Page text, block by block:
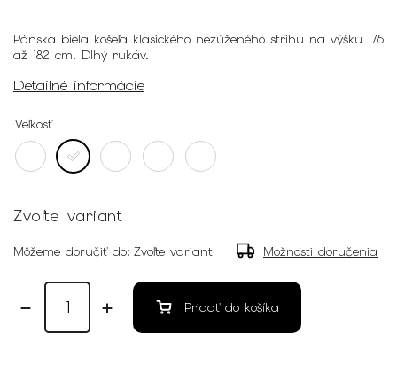
Pánska biela košeľa klasického nezúženého strihu na výšku 176
až 182 cm. Dlhý rukáv.
Detailné informácie
Veľkosť
Zvoľte variant
Môžeme doručiť do: Zvoľte variant Možnosti doručenia
Pridať do košíka